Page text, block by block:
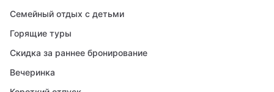
Семейный отдых с детьми
Горящие туры
Скидка за раннее бронирование
Вечеринка